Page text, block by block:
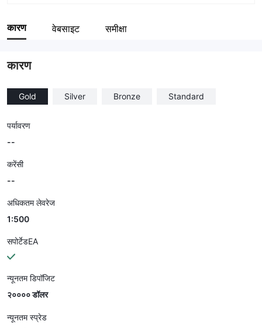
कंपनी का कर्मचारी
कारण वेबसाइट समीक्षा
कारण
Gold Silver Bronze Standard
पर्यावरण
--
करेंसी
--
अधिकतम लेवरेज
1:500
सपोर्टेडEA
न्यूनतम डिपॉजिट
२०००० डॉलर
न्यूनतम स्प्रेड